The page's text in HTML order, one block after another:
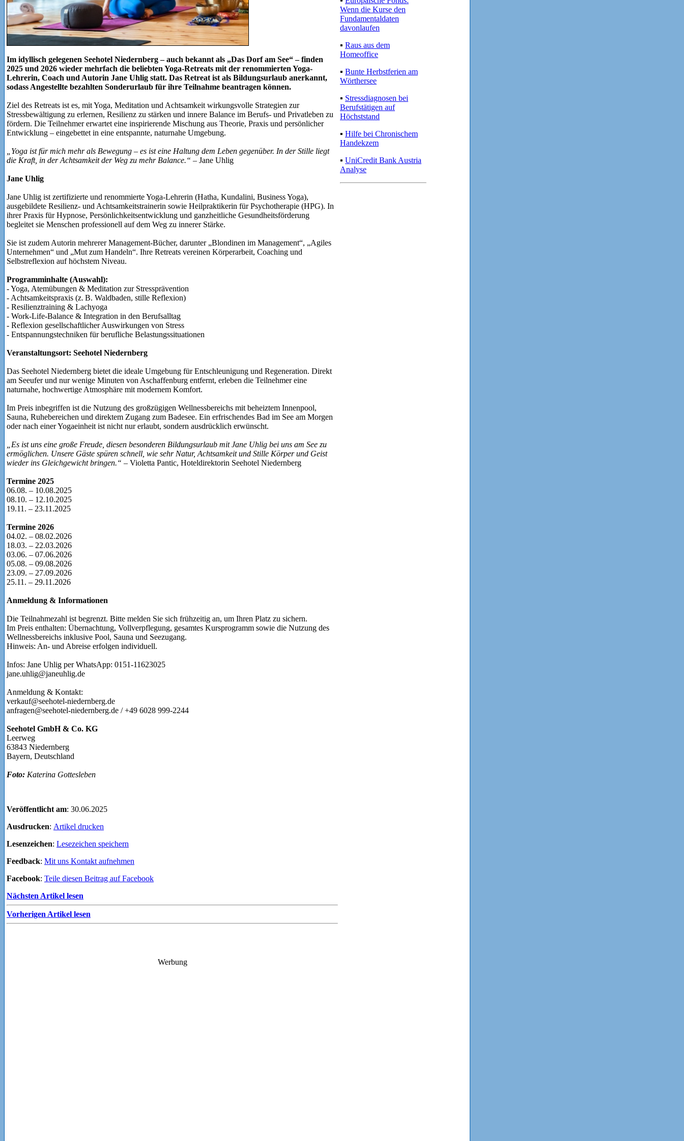
Im idyllisch gelegenen Seehotel Niedernberg – auch bekannt als „Das Dorf am See“ – finden
2025 und 2026 wieder mehrfach die beliebten Yoga-Retreats mit der renommierten Yoga-
Lehrerin, Coach und Autorin Jane Uhlig statt. Das Retreat ist als Bildungsurlaub anerkannt,
sodass Angestellte bezahlten Sonderurlaub für ihre Teilnahme beantragen können.
Ziel des Retreats ist es, mit Yoga, Meditation und Achtsamkeit wirkungsvolle Strategien zur
Stressbewältigung zu erlernen, Resilienz zu stärken und innere Balance im Berufs- und Privatleben zu
fördern. Die Teilnehmer erwartet eine inspirierende Mischung aus Theorie, Praxis und persönlicher
Entwicklung – eingebettet in eine entspannte, naturnahe Umgebung.
„Yoga ist für mich mehr als Bewegung – es ist eine Haltung dem Leben gegenüber. In der Stille liegt
die Kraft, in der Achtsamkeit der Weg zu mehr Balance.“ – Jane Uhlig
Jane Uhlig
Jane Uhlig ist zertifizierte und renommierte Yoga-Lehrerin (Hatha, Kundalini, Business Yoga),
ausgebildete Resilienz- und Achtsamkeitstrainerin sowie Heilpraktikerin für Psychotherapie (HPG). In
ihrer Praxis für Hypnose, Persönlichkeitsentwicklung und ganzheitliche Gesundheitsförderung
begleitet sie Menschen professionell auf dem Weg zu innerer Stärke.
Sie ist zudem Autorin mehrerer Management-Bücher, darunter „Blondinen im Management“, „Agiles
Unternehmen“ und „Mut zum Handeln“. Ihre Retreats vereinen Körperarbeit, Coaching und
Selbstreflexion auf höchstem Niveau.
Programminhalte (Auswahl):
- Yoga, Atemübungen & Meditation zur Stressprävention
- Achtsamkeitspraxis (z. B. Waldbaden, stille Reflexion)
- Resilienztraining & Lachyoga
- Work-Life-Balance & Integration in den Berufsalltag
- Reflexion gesellschaftlicher Auswirkungen von Stress
- Entspannungstechniken für berufliche Belastungssituationen
Veranstaltungsort: Seehotel Niedernberg
Das Seehotel Niedernberg bietet die ideale Umgebung für Entschleunigung und Regeneration. Direkt
am Seeufer und nur wenige Minuten von Aschaffenburg entfernt, erleben die Teilnehmer eine
naturnahe, hochwertige Atmosphäre mit modernem Komfort.
Im Preis inbegriffen ist die Nutzung des großzügigen Wellnessbereichs mit beheiztem Innenpool,
Sauna, Ruhebereichen und direktem Zugang zum Badesee. Ein erfrischendes Bad im See am Morgen
oder nach einer Yogaeinheit ist nicht nur erlaubt, sondern ausdrücklich erwünscht.
„Es ist uns eine große Freude, diesen besonderen Bildungsurlaub mit Jane Uhlig bei uns am See zu
ermöglichen. Unsere Gäste spüren schnell, wie sehr Natur, Achtsamkeit und Stille Körper und Geist
wieder ins Gleichgewicht bringen.“ – Violetta Pantic, Hoteldirektorin Seehotel Niedernberg
Termine 2025
06.08. – 10.08.2025
08.10. – 12.10.2025
19.11. – 23.11.2025
Termine 2026
04.02. – 08.02.2026
18.03. – 22.03.2026
03.06. – 07.06.2026
05.08. – 09.08.2026
23.09. – 27.09.2026
25.11. – 29.11.2026
Anmeldung & Informationen
Die Teilnahmezahl ist begrenzt. Bitte melden Sie sich frühzeitig an, um Ihren Platz zu sichern.
Im Preis enthalten: Übernachtung, Vollverpflegung, gesamtes Kursprogramm sowie die Nutzung des
Wellnessbereichs inklusive Pool, Sauna und Seezugang.
Hinweis: An- und Abreise erfolgen individuell.
Infos: Jane Uhlig per WhatsApp: 0151-11623025
jane.uhlig@janeuhlig.de
Anmeldung & Kontakt:
verkauf@seehotel-niedernberg.de
anfragen@seehotel-niedernberg.de / +49 6028 999-2244
Seehotel GmbH & Co. KG
Leerweg
63843 Niedernberg
Bayern, Deutschland
Foto: Katerina Gottesleben
Veröffentlicht am: 30.06.2025
Ausdrucken: Artikel drucken
Lesenzeichen: Lesezeichen speichern
Feedback: Mit uns Kontakt aufnehmen
Facebook: Teile diesen Beitrag auf Facebook
Nächsten Artikel lesen
Vorherigen Artikel lesen
Wenn die Kurse den
Fundamentaldaten
davonlaufen
▪ Raus aus dem
Homeoffice
▪ Bunte Herbstferien am
Wörthersee
▪ Stressdiagnosen bei
Berufstätigen auf
Höchststand
▪ Hilfe bei Chronischem
Handekzem
▪ UniCredit Bank Austria
Analyse
Werbung